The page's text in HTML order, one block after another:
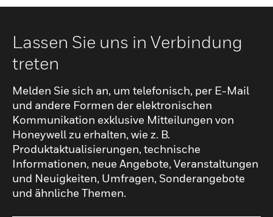
Lassen Sie uns in Verbindung
treten
Melden Sie sich an, um telefonisch, per E-Mail
und andere Formen der elektronischen
Kommunikation exklusive Mitteilungen von
Honeywell zu erhalten, wie z. B.
Produktaktualisierungen, technische
Informationen, neue Angebote, Veranstaltungen
und Neuigkeiten, Umfragen, Sonderangebote
und ähnliche Themen.